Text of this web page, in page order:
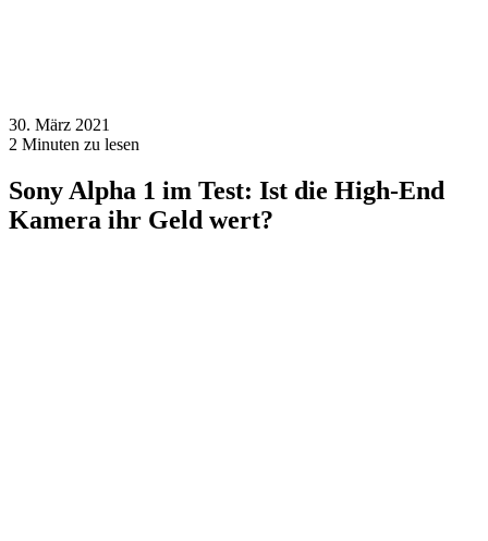
30. März 2021
2 Minuten zu lesen
Sony Alpha 1 im Test: Ist die High-End
Kamera ihr Geld wert?